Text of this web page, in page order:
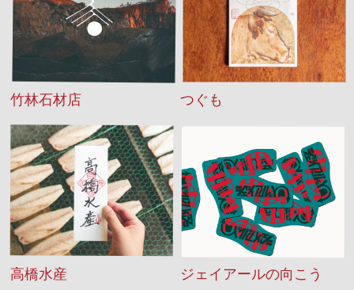
竹林石材店 つぐも
高橋水産 ジェイアールの向こう